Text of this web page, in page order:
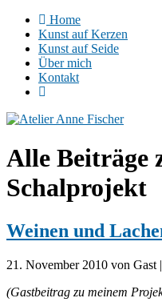
Home
Kunst auf Kerzen
Kunst auf Seide
Über mich
Kontakt
Alle Beiträge
Schalprojekt
Weinen und
21. November 2010 von Gast |
(Gastbeitrag zu meinem